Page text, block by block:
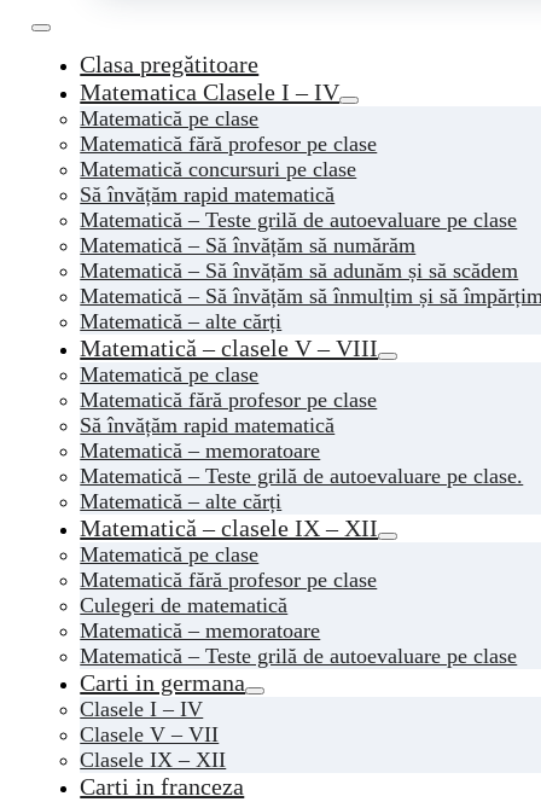
Clasa pregătitoare
Matematica Clasele I – IV
Matematică pe clase
Matematică fără profesor pe clase
Matematică concursuri pe clase
Să învățăm rapid matematică
Matematică – Teste grilă de autoevaluare pe clase
Matematică – Să învățăm să numărăm
Matematică – Să învățăm să adunăm și să scădem
Matematică – Să învățăm să înmulțim și să
Matematică – alte cărți
Matematică – clasele V – VIII
Matematică pe clase
Matematică fără profesor pe clase
Să învățăm rapid matematică
Matematică – memoratoare
Matematică – Teste grilă de autoevaluare pe clase.
Matematică – alte cărți
Matematică – clasele IX – XII
Matematică pe clase
Matematică fără profesor pe clase
Culegeri de matematică
Matematică – memoratoare
Matematică – Teste grilă de autoevaluare pe clase
Carti in germana
Clasele I – IV
Clasele V – VII
Clasele IX – XII
Carti in franceza